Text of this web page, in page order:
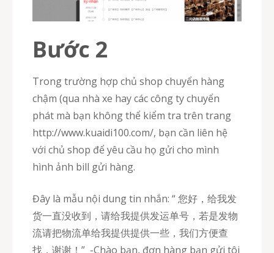
Bước 2
Trong trường hợp chủ shop chuyển hàng
chậm (qua nhà xe hay các công ty chuyển
phát mà bạn không thể kiểm tra trên trang
http://www.kuaidi100.com/, bạn cần liên hệ
với chủ shop để yêu cầu họ gửi cho mình
hình ảnh bill gửi hàng.
Đây là mẫu nội dung tin nhắn: “ 您好，给我发
货一直没收到，请给我提供发运单号，若是发物
流请把物流单给我提供提供一些，我们方便查
找，谢谢！” -Chào bạn, đơn hàng bạn gửi tôi